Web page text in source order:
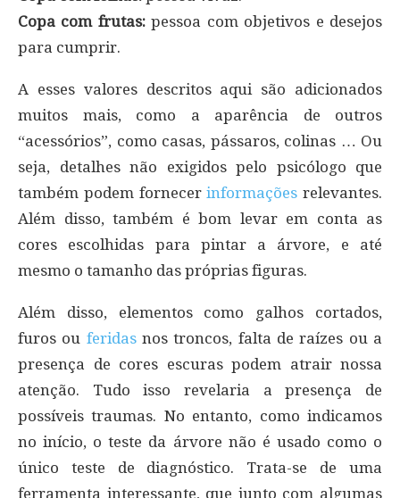
Copa com frutas:pessoa com objetivos e desejos
para cumprir.
A esses valores descritos aqui são adicionados
muitos mais, como a aparência de outros
“acessórios”, como casas, pássaros, colinas … Ou
seja, detalhes não exigidos pelo psicólogo que
também podem fornecerinformações relevantes.
Além disso, também é bom levar em conta as
cores escolhidas para pintar a árvore, e até
mesmo o tamanho das próprias figuras.
Além disso, elementos como galhos cortados,
furos ou feridasnos troncos, falta de raízes ou a
presença de cores escuras podem atrair nossa
atenção. Tudo isso revelaria a presença de
possíveis traumas. No entanto, como indicamos
no início, o teste da árvore não é usado como o
único teste de diagnóstico. Trata-se de uma
ferramenta interessante, que junto com algumas